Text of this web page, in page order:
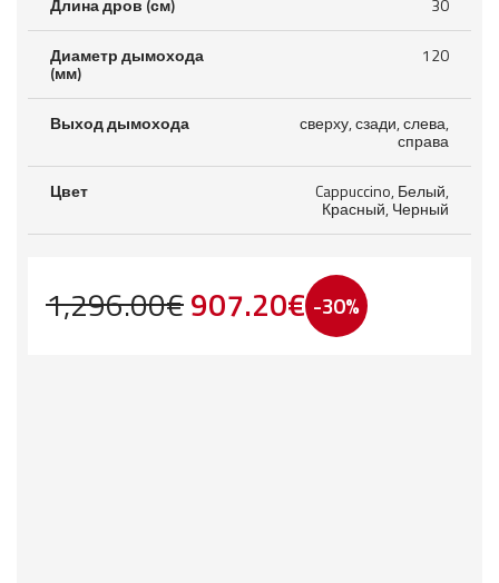
Длина дров (см) 30
Диаметр дымохода
(мм)
120
Выход дымохода сверху, сзади, слева,
справа
Цвет Cappuccino, Белый,
Красный, Черный
1,296.00€Первоначальная
907.20€Текущая
цена:
-30%